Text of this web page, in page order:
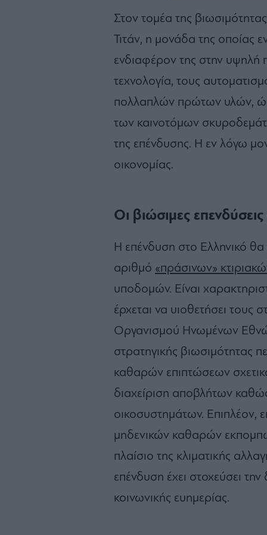
Στον τομέα της βιωσιμότητας
Τιτάν, η μονάδα της οποίας
ενδιαφέρον της στην υψηλή
τεχνολογία, τους
πολλαπλών πρώτων υλών,
των καινοτόμων
της επένδυσης. Η εν λόγω
οικονομίας.
Οι βιώσιμες
Η επένδυση στο Ελληνικό
αριθμό «πράσινων»
υποδομών. Είναι
έρχεται να υιοθετήσει τους
Οργανισμού Ηνωμένων
στρατηγικής βιωσιμότητας
καθαρών επιπτώσεων
διαχείριση αποβλήτων
οικοσυστημάτων. Επιπλέον,
μηδενικών καθαρών
πλαίσιο της κλιματικής
επένδυση έχει στοχεύσει την
κοινωνικής ευημερίας.